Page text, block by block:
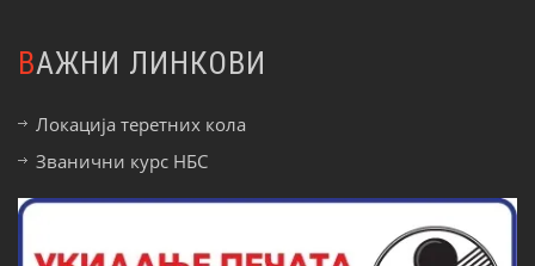
ВАЖНИ ЛИНКОВИ
Локација теретних кола
Званични курс НБС